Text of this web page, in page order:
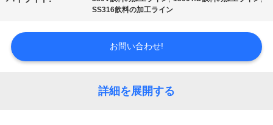
私
SS316飲料の加工ライン
お問い合わせ!
詳細を展開する